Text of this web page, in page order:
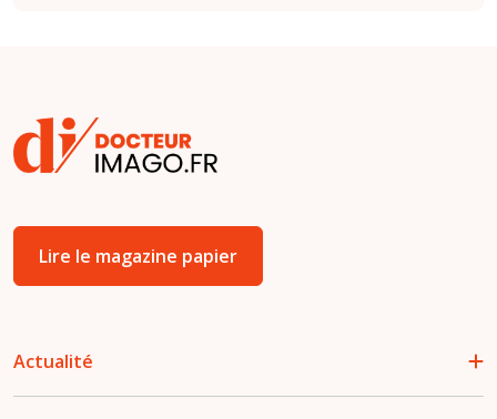
Lire le magazine papier
Actualité